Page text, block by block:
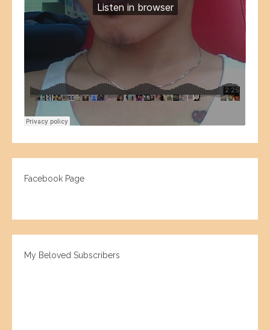
Facebook Page
My Beloved Subscribers